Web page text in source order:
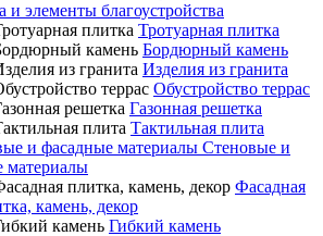
и элементы благоустройства
Тротуарная плитка
Бордюрный камень
Изделия из гранита
Обустройство террас
Газонная решетка
Тактильная плита
Стеновые и
материалы
Фасадная
камень, декор
Гибкий камень